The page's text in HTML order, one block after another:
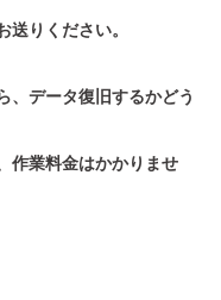
送りください。
、データ復旧するかどう
作業料金はかかりませ